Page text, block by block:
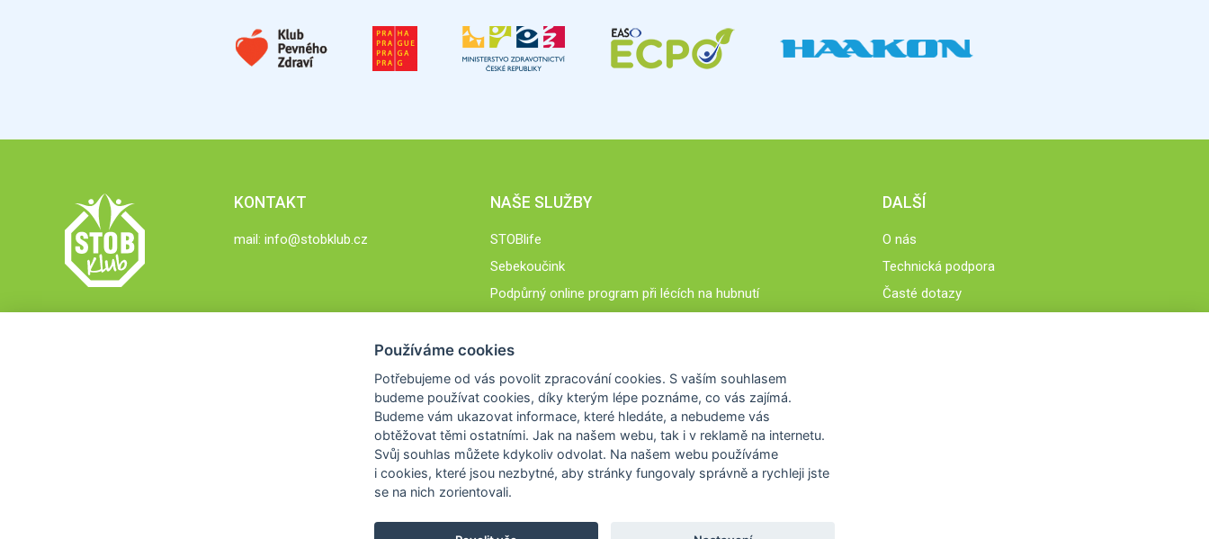
KONTAKT
mail: info@stobklub.cz
NAŠE SLUŽBY
STOBlife
Sebekoučink
Podpůrný online program při lécích na hubnutí
DALŠÍ
O nás
Technická podpora
Časté dotazy
Používáme cookies
Potřebujeme od vás povolit zpracování cookies. S vaším souhlasem
budeme používat cookies, díky kterým lépe poznáme, co vás zajímá.
Budeme vám ukazovat informace, které hledáte, a nebudeme vás
obtěžovat těmi ostatními. Jak na našem webu, tak i v reklamě na internetu.
Svůj souhlas můžete kdykoliv odvolat. Na našem webu používáme
i cookies, které jsou nezbytné, aby stránky fungovaly správně a rychleji jste
se na nich zorientovali.